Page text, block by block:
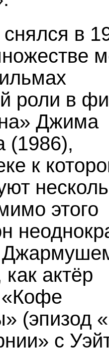
в
роли в
Джима
к
этого
актёр
(эпизод
с